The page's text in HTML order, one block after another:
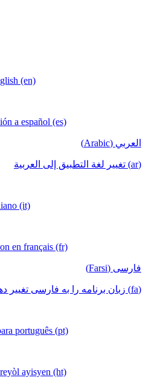
(en)
a español (es)
العربي (Arabic)
(ar) تغيير لغة التطبيق إلى العربية
(it)
en français (fr)
فارسی (Farsi)
(fa) زبان برنامه را به فارسی تغییر دهید
português (pt)
ayisyen (ht)